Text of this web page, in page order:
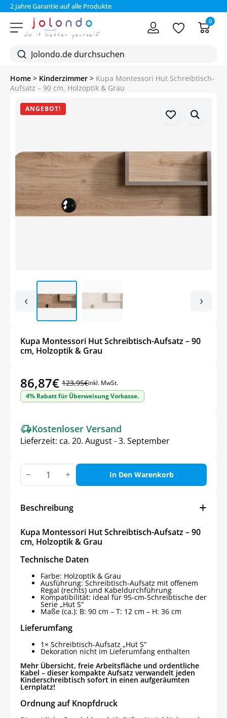
2 Jahre Garantie auf alle Produkte
0
Home > Kinderzimmer > Kupa Montessori Hut Schreibtisch-
Aufsatz – 90 cm, Holzoptik & Grau
ANGEBOT!
‹ ›
Kupa Montessori Hut Schreibtisch-Aufsatz – 90
cm, Holzoptik & Grau
123,95€
Ursprünglicher
Preis
123,95€
86,87€
Aktueller
Preis
86,87€.
inkl. MwSt.
4% Rabatt für Überweisung Vorkasse.
Kostenloser Versand
Lieferzeit: ca. 20. August - 3. September
Kupa
Montessori
Hut
–
Holzoptik
&
Grau
Menge
In Den Warenkorb
Beschreibung
Kupa Montessori Hut Schreibtisch-Aufsatz – 90
cm, Holzoptik & Grau
Technische Daten
Farbe: Holzoptik & Grau
Ausführung: Schreibtisch-Aufsatz mit offenem
Regal (rechts) und Kabeldurchführung
Kompatibilität: ideal für 95-cm-Schreibtische der
Serie „Hut S“
Maße (ca.): B: 90 cm – T: 12 cm – H: 36 cm
Lieferumfang
1× Schreibtisch-Aufsatz „Hut S“
Dekoration nicht im Lieferumfang enthalten
Mehr Übersicht, freie Arbeitsfläche und ordentliche
Kabel – dieser kompakte Aufsatz verwandelt jeden
Kinderschreibtisch sofort in einen aufgeräumten
Lernplatz!
Ordnung auf Knopfdruck